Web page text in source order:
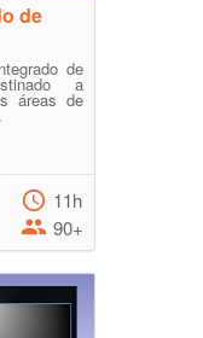
de
de
a
áreas de
11h
90+